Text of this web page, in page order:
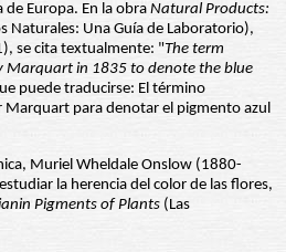
Europa. En la obra Natural Products:
Naturales: Una Guía de Laboratorio),
se cita textualmente: "The term
Marquart in 1835 to denote the blue
puede traducirse: El término
para denotar el pigmento azul
Muriel Wheldale Onslow (1880-
la herencia del color de las flores,
Pigments of Plants (Las